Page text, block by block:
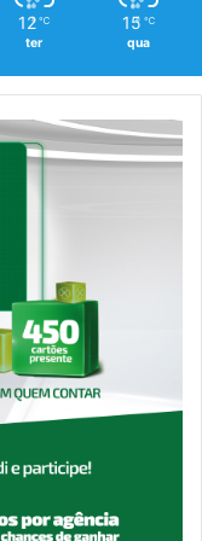
12 ℃
ter
15 ℃
qua